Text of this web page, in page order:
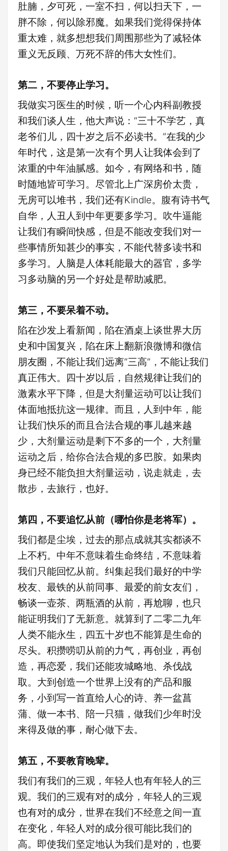
肚腩，夕可死，一室不扫，何以扫天下，一
胖不除，何以除邪魔。如果我们觉得保持体
重太难，就多想想我们周围那些为了减轻体
重义无反顾、万死不辞的伟大女性们。
第二，不要停止学习。
我做实习医生的时候，听一个心内科副教授
和我们谈人生，他大声说：“三十不学艺，真
老爷们儿，四十岁之后不必读书。”在我的少
年时代，这是第一次有个男人让我体会到了
浓重的中年油腻感。如今，有网络和书，随
时随地皆可学习。尽管北上广深房价太贵，
无房可以堆书，我们还有Kindle。腹有诗书气
自华，人丑人到中年更要多学习。吹牛逼能
让我们有瞬间快感，但是不能改变我们对一
些事情所知甚少的事实，不能代替多读书和
多学习。人脑是人体耗能最大的器官，多学
习多动脑的另一个好处是帮助减肥。
第三，不要呆着不动。
陷在沙发上看新闻，陷在酒桌上谈世界大历
史和中国复兴，陷在床上翻新浪微博和微信
朋友圈，不能让我们远离“三高”，不能让我们
真正伟大。四十岁以后，自然规律让我们的
激素水平下降，但是大剂量运动可以让我们
体面地抵抗这一规律。而且，人到中年，能
让我们快乐的而且合法合规的事儿越来越
少，大剂量运动是剩下不多的一个，大剂量
运动之后，给你合法合规的多巴胺。如果肉
身已经不能负担大剂量运动，说走就走，去
散步，去旅行，也好。
第四，不要追忆从前（哪怕你是老将军）。
我们都是尘埃，过去的那点成就其实都谈不
上不朽。中年不意味着生命终结，不意味着
我们只能回忆从前。纠集起我们最好的中学
校友、最铁的从前同事、最爱的前女友们，
畅谈一壶茶、两瓶酒的从前，再尬聊，也只
能证明我们了无新意。就算到了二零二九年
人类不能永生，四五十岁也不能算是生命的
尽头。积攒唠叨从前的力气，再创业，再创
造，再恋爱，我们还能攻城略地、杀伐战
取。大到创造一个世界上没有的产品和服
务，小到写一首直给人心的诗、养一盆菖
蒲、做一本书、陪一只猫，做我们少年时没
来得及做的事，耐心做下去。
第五，不要教育晚辈。
我们有我们的三观，年轻人也有年轻人的三
观。我们的三观有对的成分，年轻人的三观
也有对的成分，世界在我们不经意之间一直
在变化，年轻人对的成分很可能比我们的
高。即使我们坚定地认为我们是对的，也要